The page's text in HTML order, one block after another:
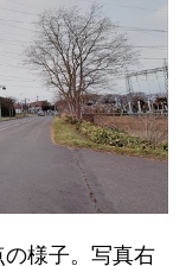
様子。写真右